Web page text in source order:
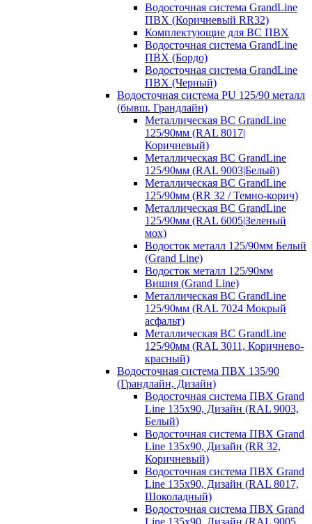
Водосточная система GrandLine
ПВХ (Коричневый RR32)
Комплектующие для ВС ПВХ
Водосточная система GrandLine
ПВХ (Бордо)
Водосточная система GrandLine
ПВХ (Черный)
Водосточная система PU 125/90 металл
(бывш. Грандлайн)
Металлическая ВС GrandLine
125/90мм (RAL 8017|
Коричневый)
Металлическая ВС GrandLine
125/90мм (RAL 9003|Белый)
Металлическая ВС GrandLine
125/90мм (RR 32 / Темно-корич)
Металлическая ВС GrandLine
125/90мм (RAL 6005|Зеленый
мох)
Водосток металл 125/90мм Белый
(Grand Line)
Водосток металл 125/90мм
Вишня (Grand Line)
Металлическая ВС GrandLine
125/90мм (RAL 7024 Мокрый
асфальт)
Металлическая ВС GrandLine
125/90мм (RAL 3011, Коричнево-
красный)
Водосточная система ПВХ 135/90
(Грандлайн, Дизайн)
Водосточная система ПВХ Grand
Line 135х90, Дизайн (RAL 9003,
Белый)
Водосточная система ПВХ Grand
Line 135х90, Дизайн (RR 32,
Коричневый)
Водосточная система ПВХ Grand
Line 135х90, Дизайн (RAL 8017,
Шоколадный)
Водосточная система ПВХ Grand
Line 135х90, Дизайн (RAL 9005,